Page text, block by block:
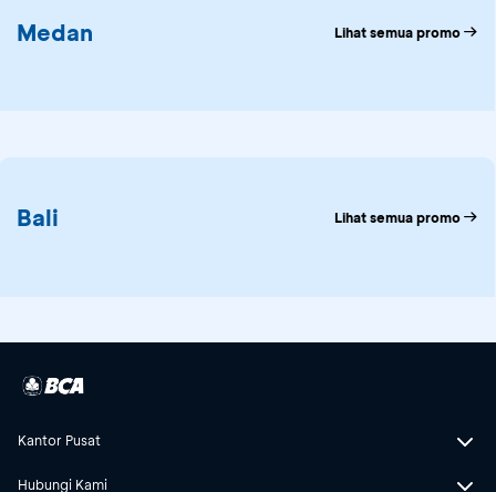
Medan Lihat semua promo
Bali Lihat semua promo
Kantor Pusat
Hubungi Kami